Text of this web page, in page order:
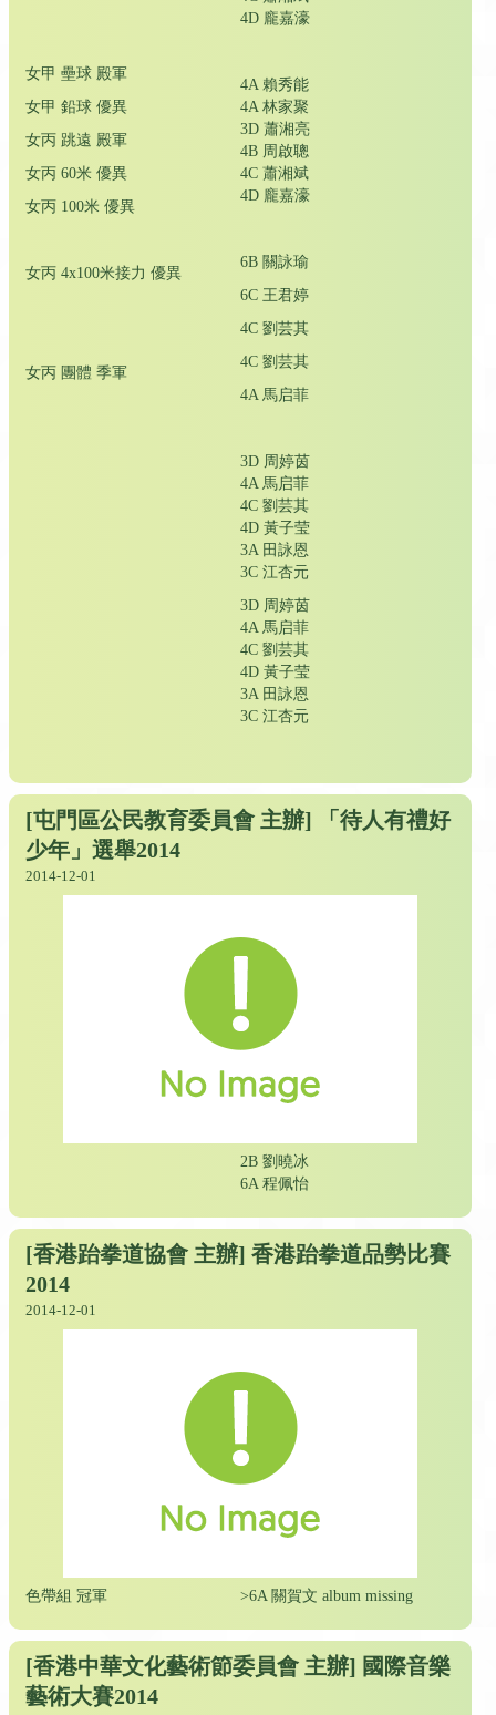
女甲 壘球 殿軍
女甲 鉛球 優異
女丙 跳遠 殿軍
女丙 60米 優異
女丙 100米 優異
女丙 4x100米接力 優異
女丙 團體 季軍
4D 龐嘉濠
4A 賴秀能
4A 林家聚
3D 蕭湘亮
4B 周啟聰
4C 蕭湘斌
4D 龐嘉濠
6B 關詠瑜
6C 王君婷
4C 劉芸其
4C 劉芸其
4A 馬启菲
3D 周婷茵
4A 馬启菲
4C 劉芸其
4D 黃子莹
3A 田詠恩
3C 江杏元
3D 周婷茵
4A 馬启菲
4C 劉芸其
4D 黃子莹
3A 田詠恩
3C 江杏元
[屯門區公民教育委員會 主辦] 「待人有禮好
少年」選舉2014
2014-12-01
2B 劉曉冰
6A 程佩怡
[香港跆拳道協會 主辦] 香港跆拳道品勢比賽
2014
2014-12-01
色帶組 冠軍 >6A 關賀文 album missing
[香港中華文化藝術節委員會 主辦] 國際音樂
藝術大賽2014